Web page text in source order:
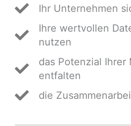
Ihr Unternehmen
Ihre wertvollen
nutzen
das Potenzial
entfalten
die